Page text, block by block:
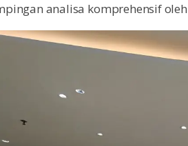
analisa komprehensif